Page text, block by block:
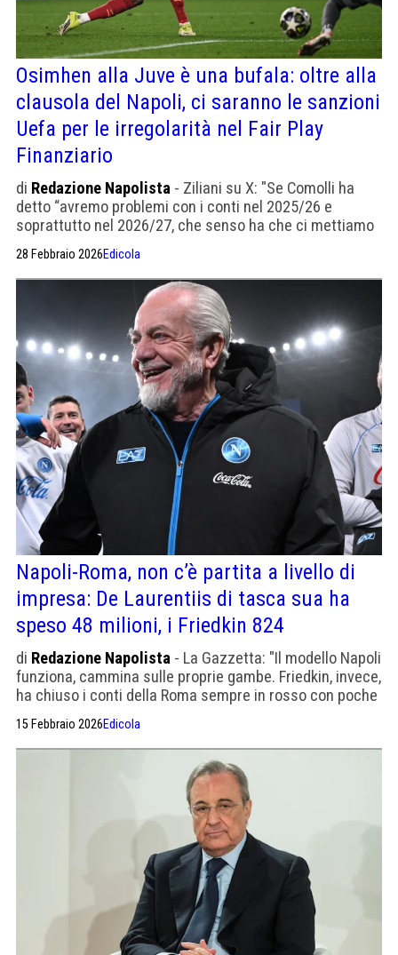
Osimhen alla Juve è una bufala: oltre alla
clausola del Napoli, ci saranno le sanzioni
Uefa per le irregolarità nel Fair Play
Finanziario
di Redazione Napolista - Ziliani su X: "Se Comolli ha
detto “avremo problemi con i conti nel 2025/26 e
soprattutto nel 2026/27, che senso ha che ci mettiamo
Osimhen alla Juventus?
28 Febbraio 2026Edicola
Napoli-Roma, non c’è partita a livello di
impresa: De Laurentiis di tasca sua ha
speso 48 milioni, i Friedkin 824
di Redazione Napolista - La Gazzetta: "Il modello Napoli
funziona, cammina sulle proprie gambe. Friedkin, invece,
ha chiuso i conti della Roma sempre in rosso con poche
15 Febbraio 2026Edicola